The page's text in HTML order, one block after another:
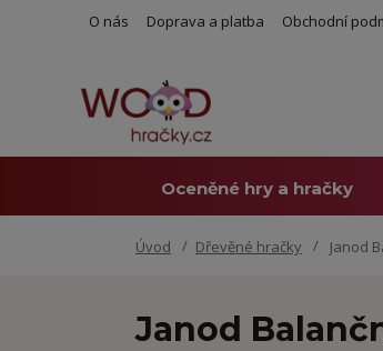
O nás Doprava a platba Obchodní
Oceněné hry a hračky
Úvod Dřevěné hračky Janod
Janod